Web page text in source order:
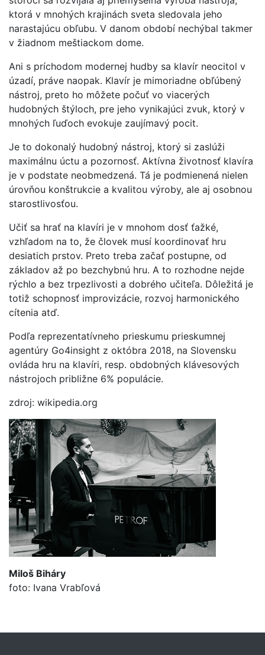
ktorá v mnohých krajinách sveta sledovala jeho
narastajúcu obľubu. V danom období nechýbal takmer
v žiadnom meštiackom dome.
Ani s príchodom modernej hudby sa klavír neocitol v
úzadí, práve naopak. Klavír je mimoriadne obľúbený
nástroj, preto ho môžete počuť vo viacerých
hudobných štýloch, pre jeho vynikajúci zvuk, ktorý v
mnohých ľuďoch evokuje zaujímavý pocit.
Je to dokonalý hudobný nástroj, ktorý si zaslúži
maximálnu úctu a pozornosť. Aktívna životnosť klavíra
je v podstate neobmedzená. Tá je podmienená nielen
úrovňou konštrukcie a kvalitou výroby, ale aj osobnou
starostlivosťou.
Učiť sa hrať na klavíri je v mnohom dosť ťažké,
vzhľadom na to, že človek musí koordinovať hru
desiatich prstov. Preto treba začať postupne, od
základov až po bezchybnú hru. A to rozhodne nejde
rýchlo a bez trpezlivosti a dobrého učiteľa. Dôležitá je
totiž schopnosť improvizácie, rozvoj harmonického
cítenia atď.
Podľa reprezentatívneho prieskumu prieskumnej
agentúry Go4insight z októbra 2018, na Slovensku
ovláda hru na klavíri, resp. obdobných klávesových
nástrojoch približne 6% populácie.
zdroj: wikipedia.org
Miloš Biháry
foto: Ivana Vrabľová